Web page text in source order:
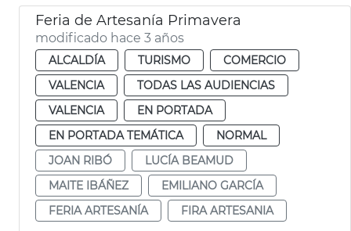
Feria de Artesanía Primavera
modificado hace 3 años
ALCALDÍA TURISMO
COMERCIO
VALENCIA
TODAS LAS AUDIENCIAS
VALENCIA
EN PORTADA
EN PORTADA TEMÁTICA
NORMAL
JOAN RIBÓ
LUCÍA BEAMUD
MAITE IBÁÑEZ
EMILIANO GARCÍA
FERIA ARTESANÍA
FIRA ARTESANIA